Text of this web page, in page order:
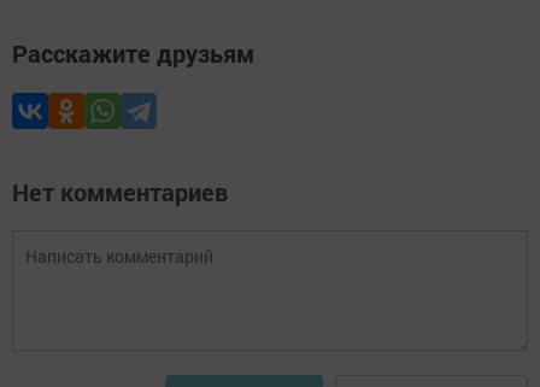
Расскажите друзьям
Нет комментариев